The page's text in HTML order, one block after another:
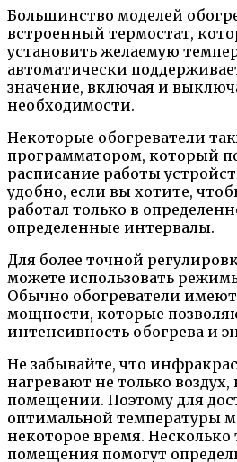
Большинство моделей
встроенный термостат,
установить желаемую
автоматически
значение, включая и
необходимости.
Некоторые обогреватели
программатором, который
расписание работы
удобно, если вы хотите,
работал только в
определенные интервалы.
Для более точной
можете использовать
Обычно обогреватели
мощности, которые
интенсивность обогрева и
Не забывайте, что
нагревают не только
помещении. Поэтому для
оптимальной температуры
некоторое время. Несколько
помещения помогут